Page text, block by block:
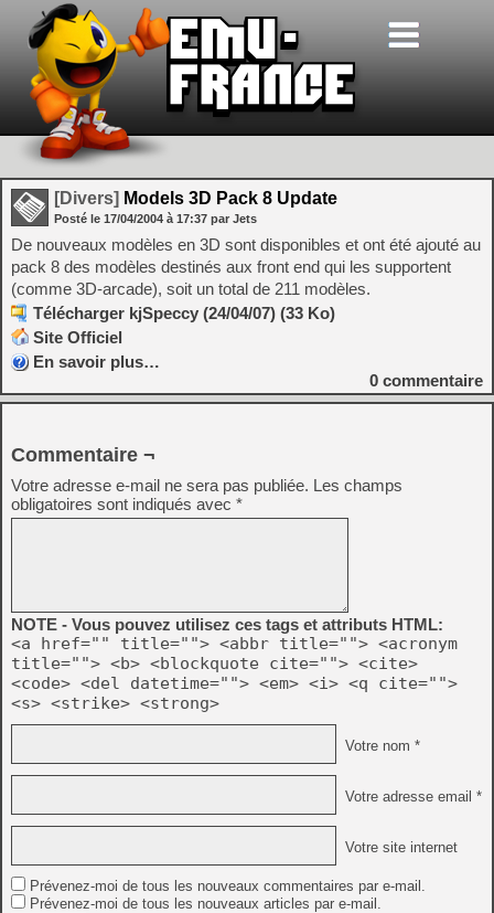
[Divers] Models 3D Pack 8 Update
Posté le 17/04/2004 à 17:37 par Jets
De nouveaux modèles en 3D sont disponibles et ont été ajouté au
pack 8 des modèles destinés aux front end qui les supportent
(comme 3D-arcade), soit un total de 211 modèles.
Télécharger kjSpeccy (24/04/07) (33 Ko)
Site Officiel
En savoir plus…
0 commentaire
Commentaire ¬
Votre adresse e-mail ne sera pas publiée. Les champs
obligatoires sont indiqués avec *
NOTE - Vous pouvez utilisez ces tags et attributs HTML:
<a href="" title=""> <abbr title=""> <acronym
title=""> <b> <blockquote cite=""> <cite>
<code> <del datetime=""> <em> <i> <q cite="">
<s> <strike> <strong>
Votre nom *
Votre adresse email *
Votre site internet
Prévenez-moi de tous les nouveaux commentaires par e-mail.
Prévenez-moi de tous les nouveaux articles par e-mail.